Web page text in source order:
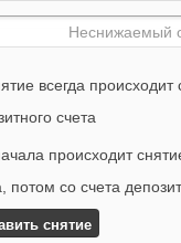
всегда происходит
счета
происходит
потом со счета
снятие